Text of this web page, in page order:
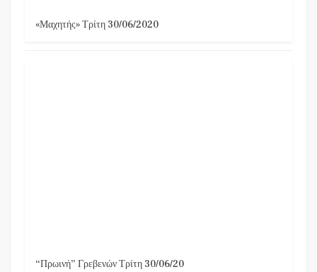
«Μαχητής» Τρίτη 30/06/2020
“Πρωινή” Γρεβενών Τρίτη 30/06/20